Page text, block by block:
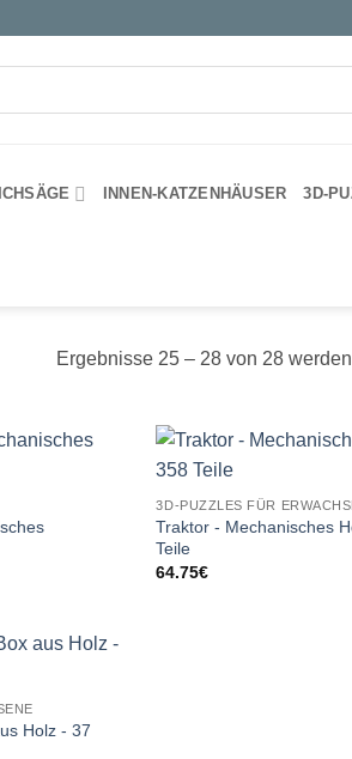
INNEN-KATZENHÄUSER 3D-
Ergebnisse 25 – 28 von 28
3D-PUZZLES FÜR
Traktor - Mechanisches
Teile
64.75€
Holz - 37